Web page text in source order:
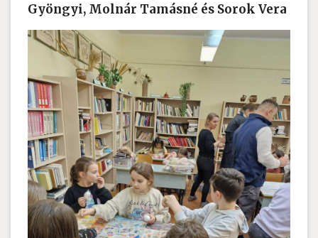
Gyöngyi, Molnár Tamásné és Sorok Vera